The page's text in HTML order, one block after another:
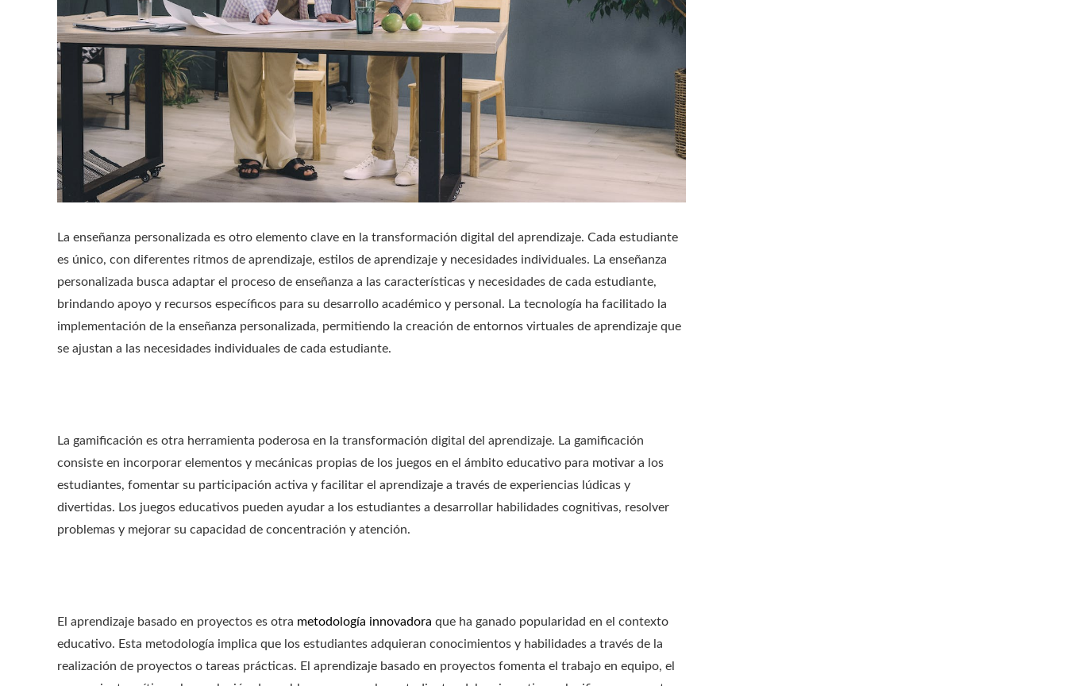
La enseñanza personalizada es otro elemento clave en la transformación digital del aprendizaje. Cada estudiante
es único, con diferentes ritmos de aprendizaje, estilos de aprendizaje y necesidades individuales. La enseñanza
personalizada busca adaptar el proceso de enseñanza a las características y necesidades de cada estudiante,
brindando apoyo y recursos específicos para su desarrollo académico y personal. La tecnología ha facilitado la
implementación de la enseñanza personalizada, permitiendo la creación de entornos virtuales de aprendizaje que
se ajustan a las necesidades individuales de cada estudiante.
La gamificación es otra herramienta poderosa en la transformación digital del aprendizaje. La gamificación
consiste en incorporar elementos y mecánicas propias de los juegos en el ámbito educativo para motivar a los
estudiantes, fomentar su participación activa y facilitar el aprendizaje a través de experiencias lúdicas y
divertidas. Los juegos educativos pueden ayudar a los estudiantes a desarrollar habilidades cognitivas, resolver
problemas y mejorar su capacidad de concentración y atención.
El aprendizaje basado en proyectos es otra metodología innovadora que ha ganado popularidad en el contexto
educativo. Esta metodología implica que los estudiantes adquieran conocimientos y habilidades a través de la
realización de proyectos o tareas prácticas. El aprendizaje basado en proyectos fomenta el trabajo en equipo, el